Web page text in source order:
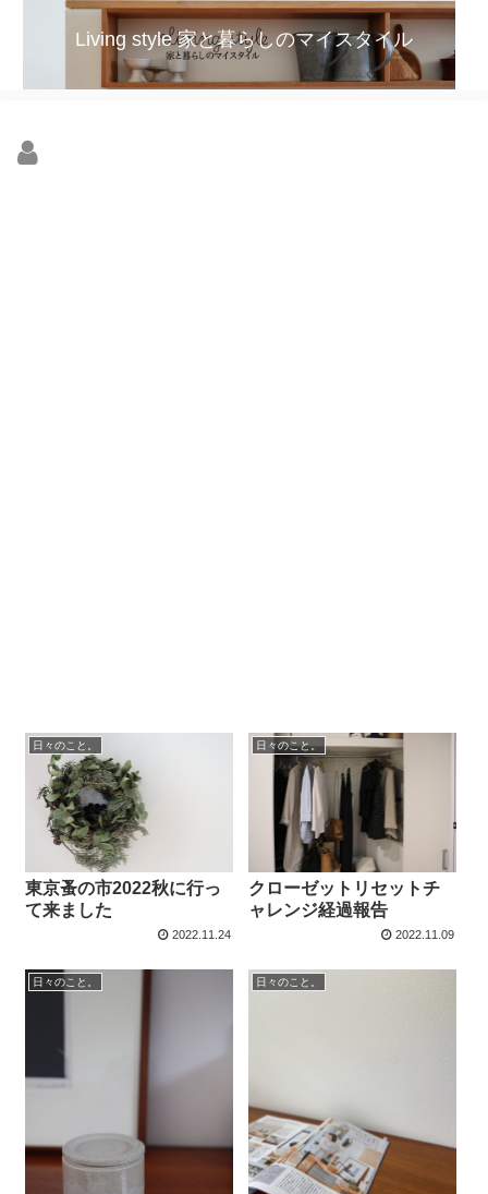
Living style 家と暮らしのマイスタイル
日々のこと。
東京蚤の市2022秋に行っ
て来ました
2022.11.24
日々のこと。
クローゼットリセットチ
ャレンジ経過報告
2022.11.09
日々のこと。 日々のこと。